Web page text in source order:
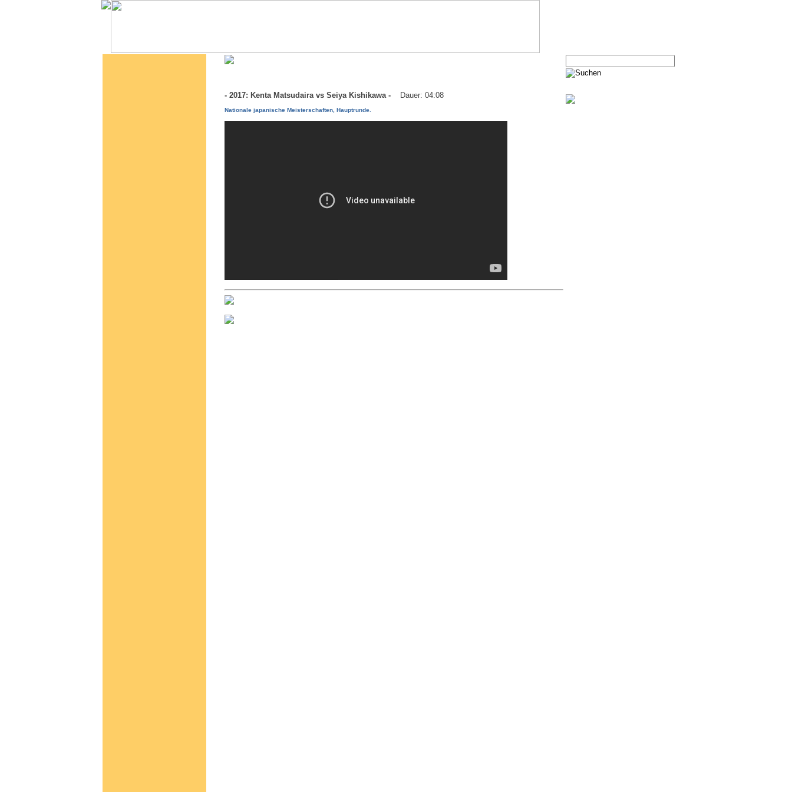
- 2017: Kenta Matsudaira vs Seiya Kishikawa - Dauer: 04:08
Nationale japanische Meisterschaften, Hauptrunde.